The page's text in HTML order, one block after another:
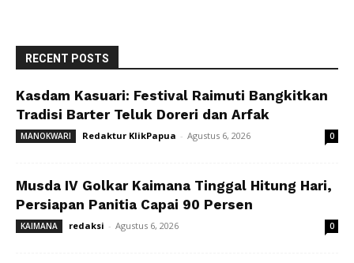
RECENT POSTS
Kasdam Kasuari: Festival Raimuti Bangkitkan
Tradisi Barter Teluk Doreri dan Arfak
MANOKWARI Redaktur KlikPapua - Agustus 6, 2026 0
Musda IV Golkar Kaimana Tinggal Hitung Hari,
Persiapan Panitia Capai 90 Persen
KAIMANA redaksi - Agustus 6, 2026 0